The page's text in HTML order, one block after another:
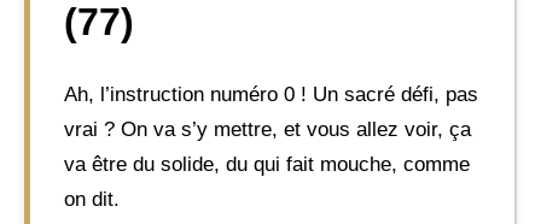
(77)
Ah, l’instruction numéro 0 ! Un sacré défi, pas
vrai ? On va s’y mettre, et vous allez voir, ça
va être du solide, du qui fait mouche, comme
on dit.